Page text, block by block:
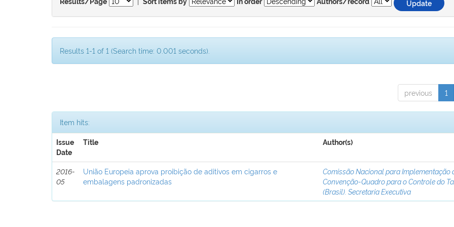
Results/Page Sort items by In order Authors/record
Results 1-1 of 1 (Search time: 0.001 seconds).
previous 1
Item hits:
Issue
Date
Title Author(s)
2016-
05
União Europeia aprova proibição de aditivos em cigarros e
embalagens padronizadas
Comissão Nacional para Implementação
Convenção-Quadro para o Controle do
(Brasil). Secretaria Executiva